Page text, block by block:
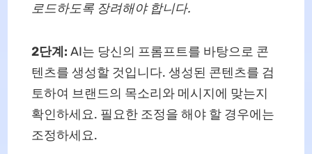
로드하도록 장려해야 합니다.
2단계: AI는 당신의 프롬프트를 바탕으로 콘
텐츠를 생성할 것입니다. 생성된 콘텐츠를 검
토하여 브랜드의 목소리와 메시지에 맞는지
확인하세요. 필요한 조정을 해야 할 경우에는
조정하세요.